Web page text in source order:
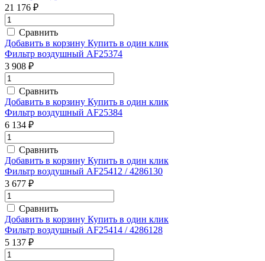
21 176 ₽
Сравнить
Добавить в корзину Купить в один клик
Фильтр воздушный AF25374
3 908 ₽
Сравнить
Добавить в корзину Купить в один клик
Фильтр воздушный AF25384
6 134 ₽
Сравнить
Добавить в корзину Купить в один клик
Фильтр воздушный AF25412 / 4286130
3 677 ₽
Сравнить
Добавить в корзину Купить в один клик
Фильтр воздушный AF25414 / 4286128
5 137 ₽